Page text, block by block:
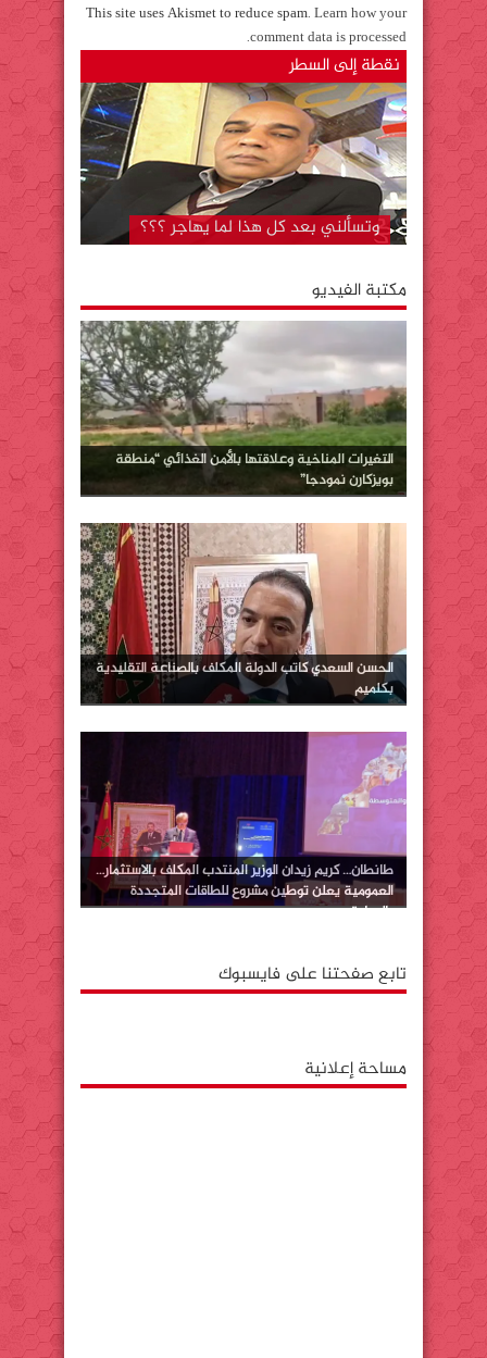
This site uses Akismet to reduce spam.Learn how your
comment data is processed
.
نقطة إلى السطر
وتسألني بعد كل هذا لما يهاجر ؟؟؟
المستشفى الجهوي بكلميم..لا تزال دار
لقمان على حالها رغم….. “قل كلمتك
وامض”
مكتبة الفيديو
التغيرات المناخية وعلاقتها بالأمن الغذائي “منطقة
بويزكارن نمودجا”
الحسن السعدي كاتب الدولة المكلف بالصناعة التقليدية
بكلميم
طانطان… كريم زيدان الوزير المنتدب المكلف بالاستثمار…
العمومية يعلن توطين مشروع للطاقات المتجددة
بالوطية
تابع صفحتنا على فايسبوك
مساحة إعلانية